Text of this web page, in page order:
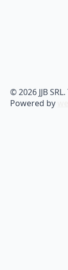
© 2026 JJB
Powered by